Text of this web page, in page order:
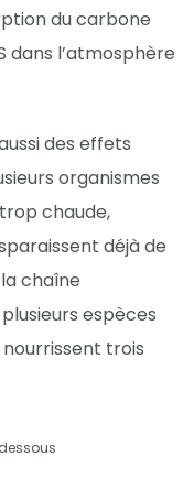
du carbone
dans l’atmosphère
des effets
organismes
chaude,
déjà de
chaîne
espèces
trois